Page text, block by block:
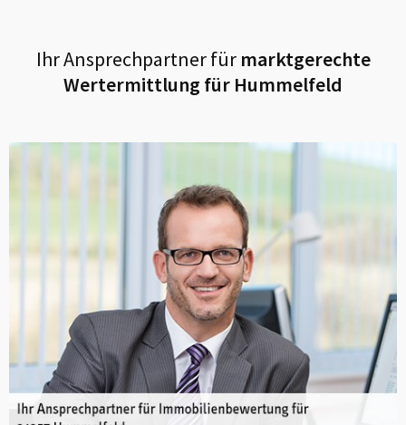
Ihr Ansprechpartner fürmarktgerechte
Wertermittlung für Hummelfeld